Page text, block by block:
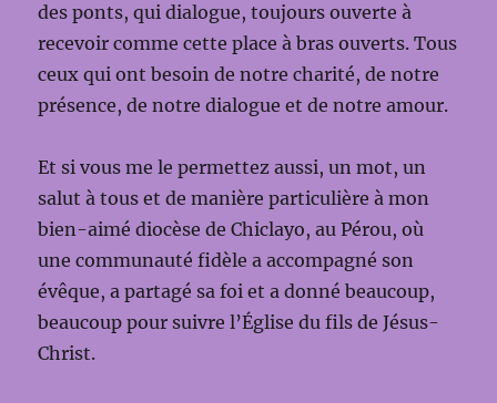
des ponts, qui dialogue, toujours ouverte à
recevoir comme cette place à bras ouverts. Tous
ceux qui ont besoin de notre charité, de notre
présence, de notre dialogue et de notre amour.
Et si vous me le permettez aussi, un mot, un
salut à tous et de manière particulière à mon
bien-aimé diocèse de Chiclayo, au Pérou, où
une communauté fidèle a accompagné son
évêque, a partagé sa foi et a donné beaucoup,
beaucoup pour suivre l’Église du fils de Jésus-
Christ.